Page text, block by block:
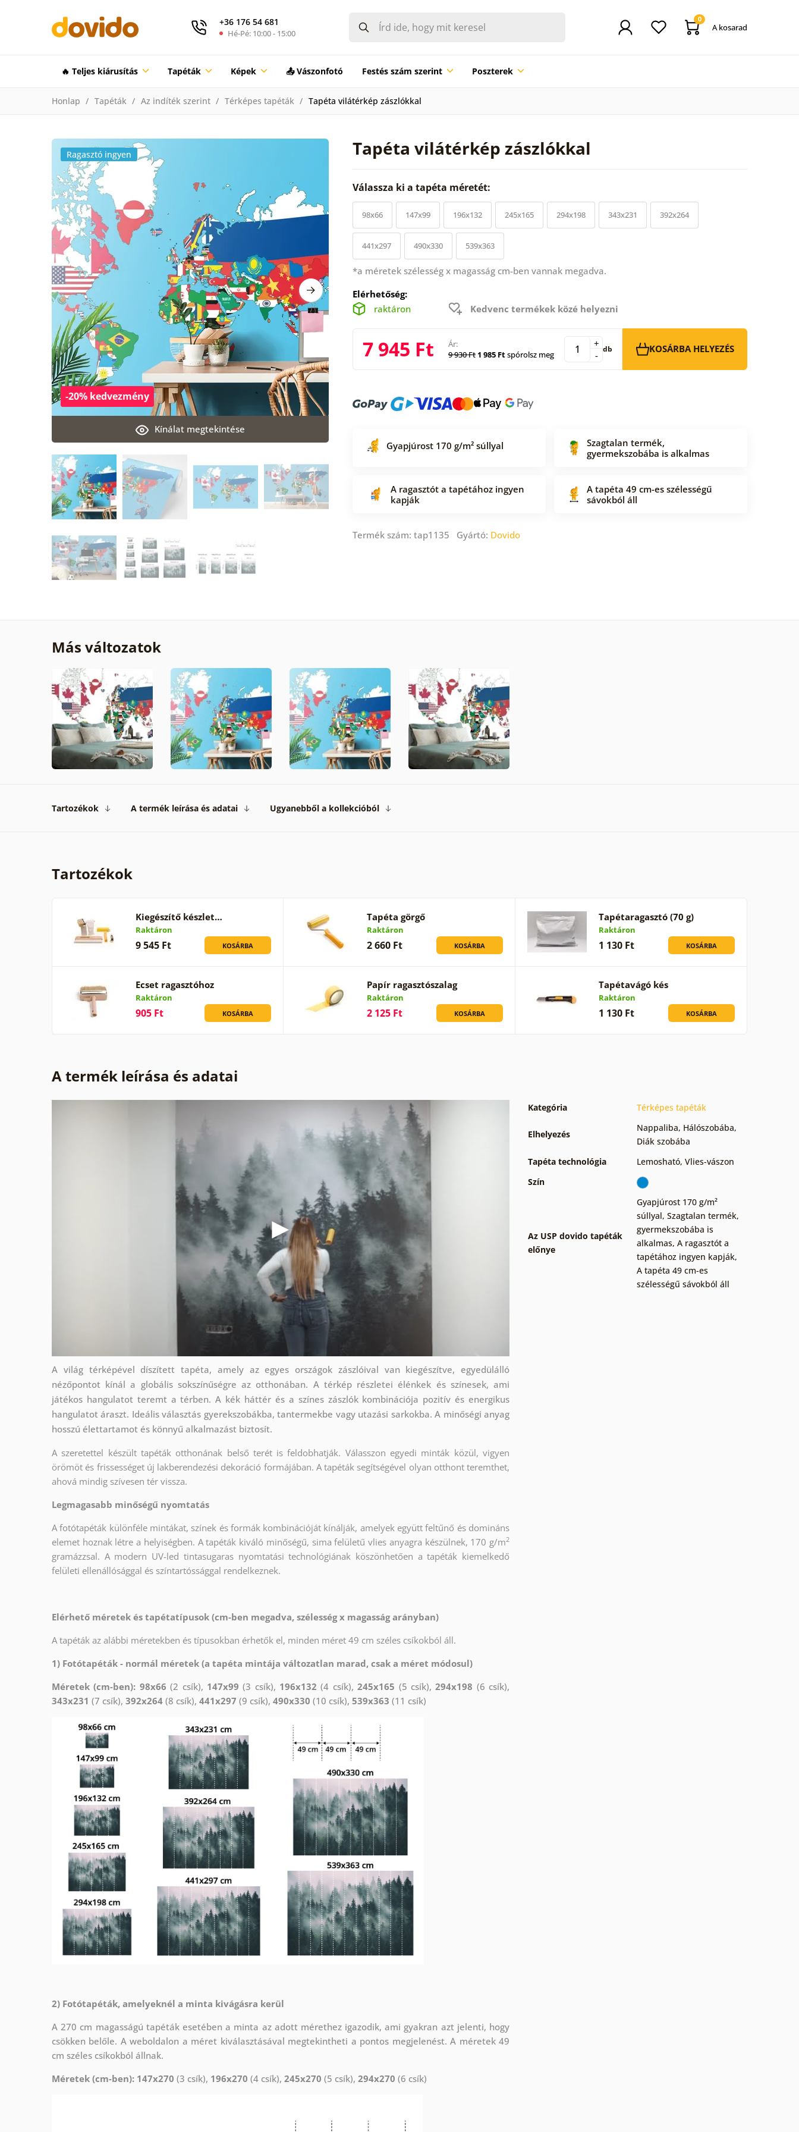
+36 176 54 681
Hé-Pé: 10:00 - 15:00
0
A kosarad
🔥 Teljes kiárusítás Tapéták Képek 📤 Vászonfotó Festés szám szerint Poszterek
Honlap Tapéták Az indíték szerint Térképes tapéták Tapéta vilátérkép zászlókkal
Tapéta vilátérkép zászlókkal
Kínálat megtekintése
-20% kedvezmény
Ragasztó ingyen
Válassza ki a tapéta méretét:
98x66 147x99 196x132 245x165 294x198 343x231 392x264
441x297 490x330 539x363
*a méretek szélesség x magasság cm-ben vannak megadva.
Elérhetőség:
raktáron
Kedvenc termékek közé helyezni
7 945 Ft
Ár:
9 930 Ft 1 985 Ftspórolsz meg -
+ db KOSÁRBA HELYEZÉS
Gyapjúrost 170 g/m² súllyal
Szagtalan termék,
gyermekszobába is alkalmas
A ragasztót a tapétához ingyen
kapják
A tapéta 49 cm-es szélességű
sávokból áll
Termék szám: tap1135 Gyártó: Dovido
Más változatok
Tartozékok A termék leírása és adatai Ugyanebből a kollekcióból
Tartozékok
Kiegészítő készlet…
Raktáron
9 545 Ft KOSÁRBA
Tapéta görgő
Raktáron
2 660 Ft KOSÁRBA
Tapétaragasztó (70 g)
Raktáron
1 130 Ft KOSÁRBA
Ecset ragasztóhoz
Raktáron
905 Ft KOSÁRBA
Papír ragasztószalag
Raktáron
2 125 Ft KOSÁRBA
Tapétavágó kés
Raktáron
1 130 Ft KOSÁRBA
A termék leírása és adatai
A világ térképével díszített tapéta, amely az egyes országok zászlóival van kiegészítve, egyedülálló
nézőpontot kínál a globális sokszínűségre az otthonában. A térkép részletei élénkek és színesek, ami
játékos hangulatot teremt a térben. A kék háttér és a színes zászlók kombinációja pozitív és energikus
hangulatot áraszt. Ideális választás gyerekszobákba, tantermekbe vagy utazási sarkokba. A minőségi anyag
hosszú élettartamot és könnyű alkalmazást biztosít.
A szeretettel készült tapéták otthonának belső terét is feldobhatják. Válasszon egyedi minták közül, vigyen
örömöt és frissességet új lakberendezési dekoráció formájában. A tapéták segítségével olyan otthont teremthet,
ahová mindig szívesen tér vissza.
Legmagasabb minőségű nyomtatás
A fotótapéták különféle mintákat, színek és formák kombinációját kínálják, amelyek együtt feltűnő és domináns
elemet hoznak létre a helyiségben. A tapéták kiváló minőségű, sima felületű vlies anyagra készülnek, 170 g/m2
gramázzsal. A modern UV-led tintasugaras nyomtatási technológiának köszönhetően a tapéták kiemelkedő
felületi ellenállósággal és színtartóssággal rendelkeznek.
Elérhető méretek és tapétatípusok (cm-ben megadva, szélesség x magasság arányban)
A tapéták az alábbi méretekben és típusokban érhetők el, minden méret 49 cm széles csíkokból áll.
1) Fotótapéták - normál méretek (a tapéta mintája változatlan marad, csak a méret módosul)
Méretek (cm-ben): 98x66 (2 csík), 147x99 (3 csík), 196x132 (4 csík),245x165 (5 csík),294x198 (6 csík),
343x231 (7 csík), 392x264 (8 csík), 441x297 (9 csík), 490x330 (10 csík), 539x363 (11 csík)
2) Fotótapéták, amelyeknél a minta kivágásra kerül
A 270 cm magasságú tapéták esetében a minta az adott mérethez igazodik, ami gyakran azt jelenti, hogy
csökken belőle. A weboldalon a méret kiválasztásával megtekintheti a pontos megjelenést. A méretek 49
cm széles csíkokból állnak.
Méretek (cm-ben): 147x270 (3 csík), 196x270 (4 csík), 245x270 (5 csík), 294x270 (6 csík)
Kategória Térképes tapéták
Elhelyezés
Nappaliba, Hálószobába,
Diák szobába
Tapéta technológia
Lemosható, Vlies-vászon
Szín
Az USP dovido tapéták
előnye
Gyapjúrost 170 g/m²
súllyal, Szagtalan termék,
gyermekszobába is
alkalmas, A ragasztót a
tapétához ingyen kapják,
A tapéta 49 cm-es
szélességű sávokból áll